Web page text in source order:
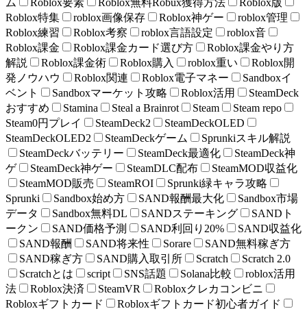
ム
Roblox要素 Roblox無料Robux獲得方法
Roblox版
Roblox特集
roblox画像保存 Roblox神ゲー
roblox管理
Roblox練習
Roblox考察 roblox言語設定
roblox音
Roblox課金
Roblox課金カード選び方
Roblox課金やり方
解説
Roblox課金術 Roblox購入 roblox重い
Roblox開
発ノウハウ
Roblox関連 Roblox電子マネー
Sandboxイ
ベント
Sandboxマーケット攻略 Roblox活用
SteamDeck
おすすめ
Stamina Steal a Brainrot Steam
Steam repo
Steam0円プレイ
SteamDeck2
SteamDeckOLED
SteamDeckOLED2
SteamDeckゲーム
Sprunkiスキル解説
SteamDeckバッテリー
SteamDeck最適化
SteamDeck神
ゲ
SteamDeck神ゲー SteamDLC配布
SteamMOD収益化
SteamMOD販売
SteamROI
Sprunki緑キャラ攻略
Sprunki
Sandbox始め方 SAND報酬最大化
Sandbox市場
データ
Sandbox無料DL SANDステーキング
SANDト
ークン
SAND価格予測 SAND利回り20%
SAND収益化
SAND報酬
SAND将来性 Sorare
SAND無料稼ぎ方
SAND稼ぎ方
SAND購入取引所 Scratch
Scratch 2.0
Scratchとは
script SNS話題 Solana比較
roblox活用
法
Roblox決済 SteamVR
Robloxクレカコンビニ
Robloxギフトカード
Robloxギフトカード初心者ガイド